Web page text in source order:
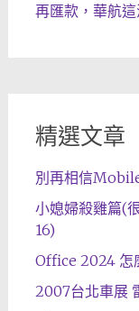
再匯款，華航
精選文章
別再相信
小媳婦殺雞篇(
16)
Office 2024 怎
2007台北車展